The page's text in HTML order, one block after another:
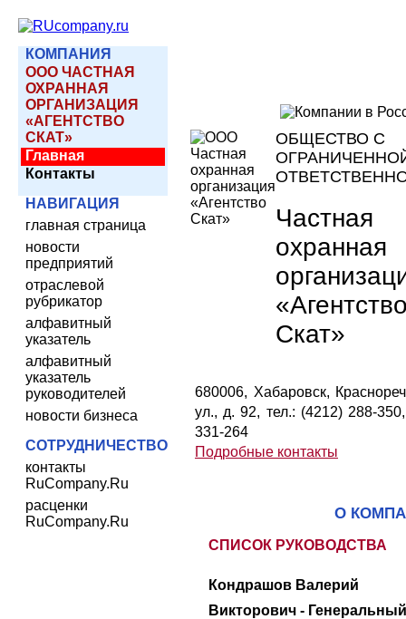
КОМПАНИЯ
ООО ЧАСТНАЯ
ОХРАННАЯ
ОРГАНИЗАЦИЯ
«АГЕНТСТВО
СКАТ»
Главная
Контакты
НАВИГАЦИЯ
главная страница
новости
предприятий
отраслевой
рубрикатор
алфавитный
указатель
алфавитный
указатель
руководителей
новости бизнеса
СОТРУДНИЧЕСТВО
контакты
RuCompany.Ru
расценки
RuCompany.Ru
ОБЩЕСТВО С
Частная
охранная
Скат»
680006, Хабаровск,
ул., д. 92, тел.: (4212) 288-
331-264
Подробные контакты
О
СПИСОК РУКОВОДСТВА
Кондрашов Валерий
Викторович - Генеральный